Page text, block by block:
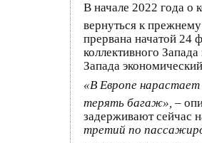
В начале 2022 года о
вернуться к
прервана начатой 24
коллективного
Запада
«В Европе
терять багаж», –
задерживают сейчас
третий по